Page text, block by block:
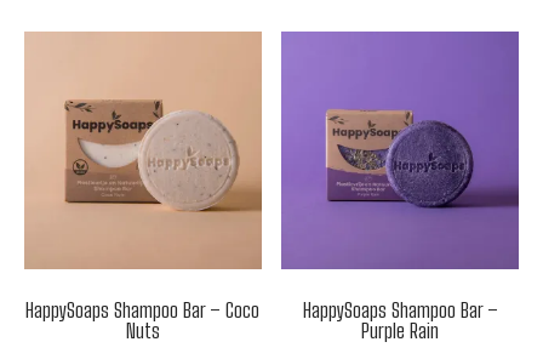
HappySoaps Shampoo Bar – Coco
Nuts
HappySoaps Shampoo Bar –
Purple Rain